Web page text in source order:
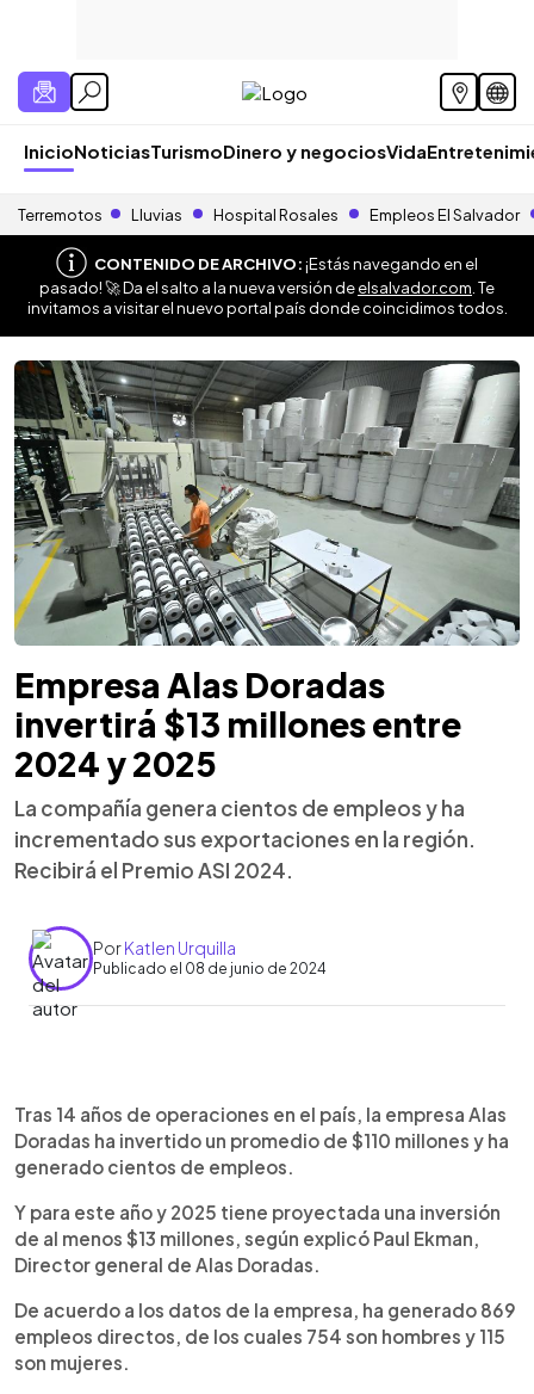
InicioNoticiasTurismoDinero y negociosVida
Terremotos Lluvias Hospital Rosales Empleos El Salvador
CONTENIDO DE ARCHIVO:¡Estás navegando en el
pasado! 🚀 Da el salto a la nueva versión deelsalvador.com . Te
invitamos a visitar el nuevo portal país donde coincidimos todos.
Empresa Alas Doradas
invertirá $13 millones entre
2024 y 2025
La compañía genera cientos de empleos y ha
incrementado sus exportaciones en la región.
Recibirá el Premio ASI 2024.
PorKatlen Urquilla
Publicado el 08 de junio de 2024
► Escuchar artículo
Tras 14 años de operaciones en el país, la empresa Alas
Doradas ha invertido un promedio de $110 millones y ha
generado cientos de empleos.
Y para este año y 2025 tiene proyectada una inversión
de al menos $13 millones, según explicó Paul Ekman,
Director general de Alas Doradas.
De acuerdo a los datos de la empresa, ha generado 869
empleos directos, de los cuales 754 son hombres y 115
son mujeres.